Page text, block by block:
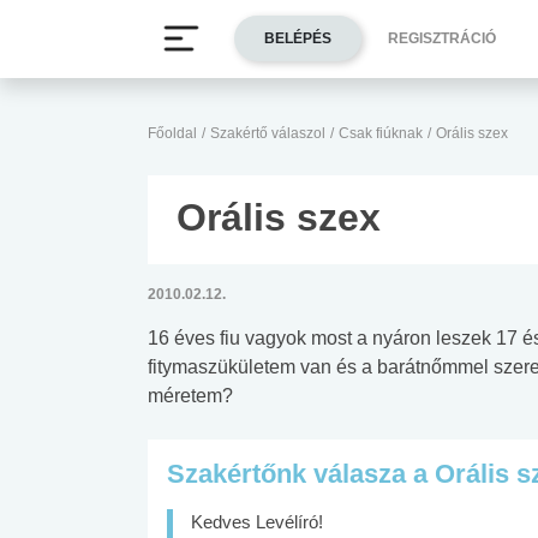
Főoldal / Szakértő válaszol / Csak fiúknak / Orális szex
Orális szex
2010.02.12.
16 éves fiu vagyok most a nyáron leszek 17
fitymaszükületem van és a barátnőmmel
méretem?
Szakértőnk válasza a Orális
Kedves Levélíró!
BELÉPÉS REGISZTRÁCIÓ